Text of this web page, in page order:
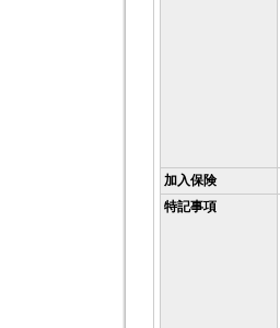
加入保険
特記事項